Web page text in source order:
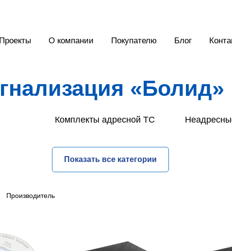
Проекты О компании Покупателю Блог
«Болид»
Комплекты адресной ТС
Показать все категории
Производитель